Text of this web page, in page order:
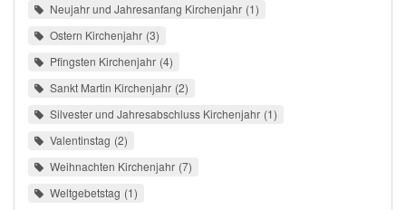
Neujahr und Jahresanfang Kirchenjahr 1
Ostern Kirchenjahr 3
Pfingsten Kirchenjahr 4
Sankt Martin Kirchenjahr 2
Silvester und Jahresabschluss Kirchenjahr 1
Valentinstag 2
Weihnachten Kirchenjahr 7
Weltgebetstag 1